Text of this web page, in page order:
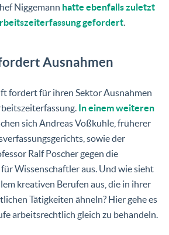
Niggemann hatte ebenfalls zuletzt
gefordert.
Ausnahmen
fordert für ihren Sektor Ausnahmen
In einem weiteren
sich Andreas Voßkuhle, früherer
sowie der
Ralf Poscher gegen die
Wissenschaftler aus. Und wie sieht
kreativen Berufen aus, die in ihrer
Tätigkeiten ähneln? Hier gehe es
arbeitsrechtlich gleich zu behandeln.